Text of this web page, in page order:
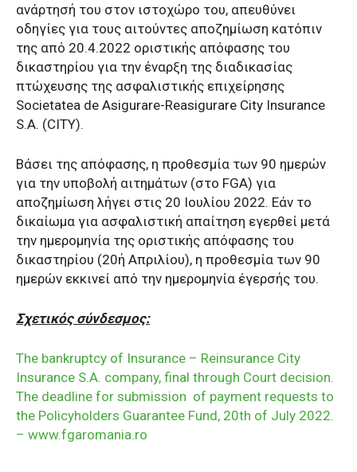
ανάρτησή του στον ιστοχώρο του, απευθύνει
οδηγίες για τους αιτούντες αποζημίωση κατόπιν
της από 20.4.2022 οριστικής απόφασης του
δικαστηρίου για την έναρξη της διαδικασίας
πτώχευσης της ασφαλιστικής επιχείρησης
Societatea de Asigurare-Reasigurare City Insurance
S.A. (CITY).
Βάσει της απόφασης, η προθεσμία των 90 ημερών
για την υποβολή αιτημάτων (στο FGA) για
αποζημίωση λήγει στις 20 Ιουλίου 2022. Εάν το
δικαίωμα για ασφαλιστική απαίτηση εγερθεί μετά
την ημερομηνία της οριστικής απόφασης του
δικαστηρίου (20ή Απριλίου), η προθεσμία των 90
ημερών εκκινεί από την ημερομηνία έγερσής του.
Σχετικός σύνδεσμος:
The bankruptcy of Insurance – Reinsurance City
Insurance S.A. company, final through Court decision.
The deadline for submission of payment requests to
the Policyholders Guarantee Fund, 20th of July 2022.
– www.fgaromania.ro